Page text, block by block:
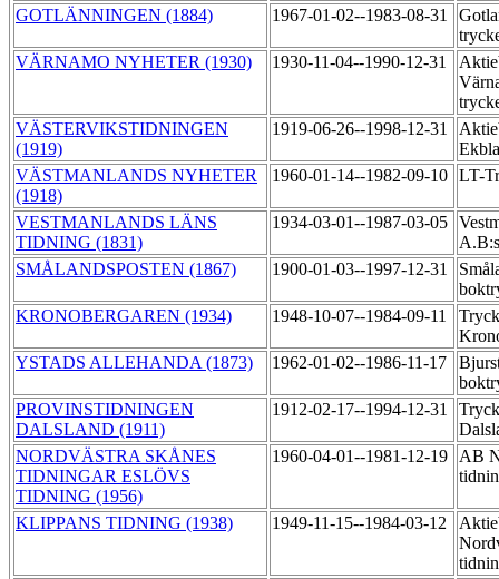
GOTLÄNNINGEN (1884)
1967-01-02--1983-08-31
VÄRNAMO NYHETER (1930)
1930-11-04--1990-12-31
VÄSTERVIKSTIDNINGEN
(1919)
1919-06-26--1998-12-31
VÄSTMANLANDS NYHETER
(1918)
1960-01-14--1982-09-10 LT-
VESTMANLANDS LÄNS
TIDNING (1831)
1934-03-01--1987-03-05
SMÅLANDSPOSTEN (1867)
1900-01-03--1997-12-31
KRONOBERGAREN (1934)
1948-10-07--1984-09-11
YSTADS ALLEHANDA (1873)
1962-01-02--1986-11-17
PROVINSTIDNINGEN
DALSLAND (1911)
1912-02-17--1994-12-31
NORDVÄSTRA SKÅNES
TIDNINGAR ESLÖVS
TIDNING (1956)
1960-04-01--1981-12-19
AB
KLIPPANS TIDNING (1938) 1949-11-15--1984-03-12